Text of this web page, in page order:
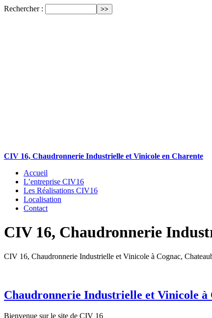
Rechercher :
CIV 16, Chaudronnerie Industrielle et Vinicole en Charente
Accueil
L’entreprise CIV16
Les Réalisations CIV16
Localisation
Contact
CIV 16, Chaudronnerie
CIV 16, Chaudronnerie Industrielle et Vinicole à Cognac,
Chaudronnerie Industrielle et Vinicole à
Bienvenue sur le site de CIV 16